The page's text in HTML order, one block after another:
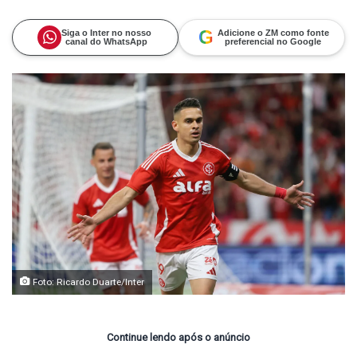
Siga o Inter no nosso
canal do WhatsApp
G Adicione o ZM como fonte
preferencial no Google
Foto: Ricardo Duarte/Inter
Continue lendo após o anúncio